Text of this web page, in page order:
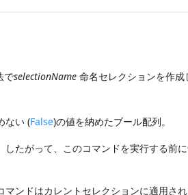
でselectionName 命名セレクションを作成
ない (False)の値を納めたブール配列。
たがって、このコマンドを実行する前
ンドはカレントセレクションに適用さ